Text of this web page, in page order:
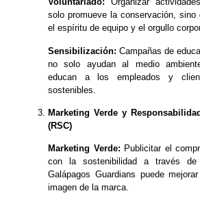
solo promueve la conservación, sino
el espíritu de equipo y el orgullo
Sensibilización: Campañas de
no solo ayudan al medio
educan a los empleados y
sostenibles.
Marketing Verde y
(RSC)
Marketing Verde: Publicitar el
con la sostenibilidad a través
Galápagos Guardians puede
imagen de la marca.